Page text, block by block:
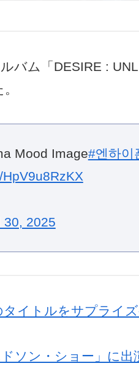
バム「DESIRE :
Mood Image#엔하이
30, 2025
イトルをサプライ
ソン・ショー」に出